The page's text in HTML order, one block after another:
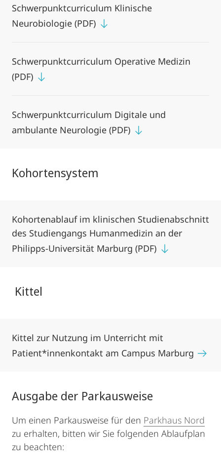
Schwerpunktcurriculum Klinische
Neurobiologie (PDF)
Schwerpunktcurriculum Operative Medizin
(PDF)
Schwerpunktcurriculum Digitale und
ambulante Neurologie (PDF)
Kohortensystem
Kohortenablauf im klinischen Studienabschnitt
des Studiengangs Humanmedizin an der
Philipps-Universität Marburg (PDF)
Kittel
Kittel zur Nutzung im Unterricht mit
Patient*innenkontakt am Campus Marburg
Ausgabe der Parkausweise
Um einen Parkausweise für den Parkhaus Nord
zu erhalten, bitten wir Sie folgenden Ablaufplan
zu beachten: